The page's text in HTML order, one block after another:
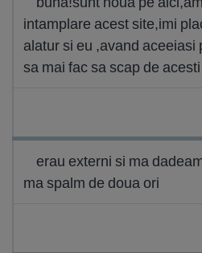
intamplare acest site,imi
alatur si eu ,avand aceeiasi
sa mai fac sa scap de
erau externi si ma
ma spalm de doua ori